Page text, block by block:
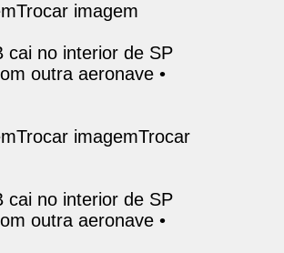
Trocar imagem
cai no interior de SP
outra aeronave •
Trocar imagemTrocar
cai no interior de SP
outra aeronave •